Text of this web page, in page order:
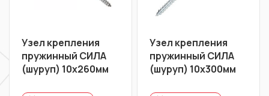
Узел крепления
пружинный СИЛА
(шуруп) 10х260мм
Узел крепления
пружинный СИЛА
(шуруп) 10х300мм